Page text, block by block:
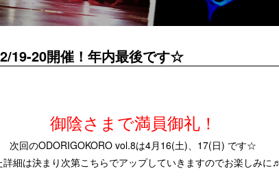
19-20開催！年内最後です☆
御陰さまで満員御礼！
次回のODORIGOKORO vol.8は4月16(土)、17(日) です☆
詳細は決まり次第こちらでアップしていきますのでお楽しみに♬